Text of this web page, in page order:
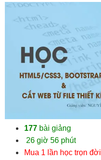
177 bài giảng
26 giờ 56 phút
Mua 1 lần học trọn đời